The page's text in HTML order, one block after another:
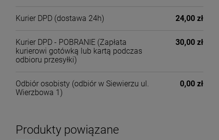
Kurier DPD (dostawa 24h) 24,00 zł
Kurier DPD - POBRANIE (Zapłata
kurierowi gotówką lub kartą podczas
odbioru przesyłki)
30,00 zł
Odbiór osobisty (odbiór w Siewierzu ul.
Wierzbowa 1)
0,00 zł
Produkty powiązane